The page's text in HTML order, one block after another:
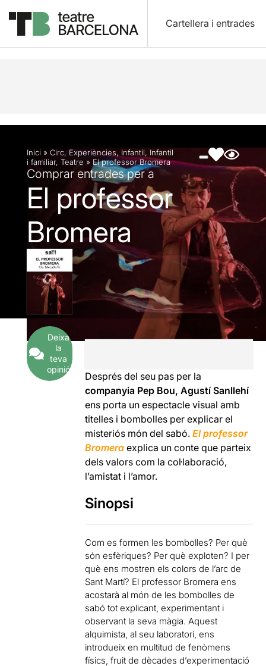
Cartellera i entrades
Descripció Fitxa artística Fotos i vídeos
Inici » Circ, Experiències, Infantil, Infantil
i familiar, Teatre » El professor Bromera
Comprar entrades per a
El professor
Bromera
Deixa
la
teva
opinió
Després del seu pas per la
companyia Pep Bou, Agustí Sanllehí
ens porta un espectacle visual amb
titelles i bombolles per explicar el
misteriós món del sabó.El professor
Bromeraexplica un conte que parteix
dels valors com la col·laboració,
l’amistat i l’amor.
Sinopsi
Com es formen les bombolles? Per què
són esfèriques? Per què exploten? I per
què ens mostren els colors de l’arc de
Sant Martí? El professor Bromera ens
acostarà al món de les bombolles de
sabó tot explicant, experimentant i
observant la seva màgia. Aquest
alquimista, al seu laboratori, ens
introdueix en multitud de fenòmens
físics, fruit de dècades d’experimentació